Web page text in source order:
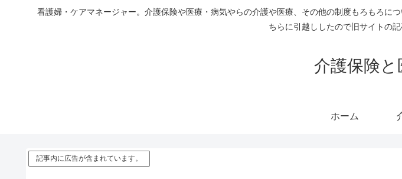
看護婦・ケアマネージャー。介護保険や医療・病気やらの介護や医療、その他の制度もろもろに
ちらに引越ししたので旧サイトの
介護保険と
ホーム
記事内に広告が含まれています。